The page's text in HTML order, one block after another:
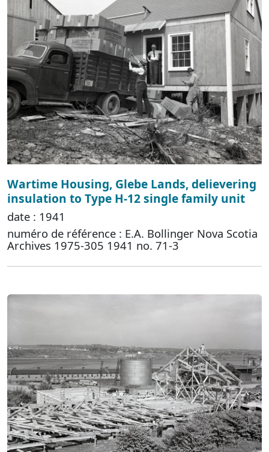
Wartime Housing, Glebe Lands, delievering
insulation to Type H-12 single family unit
date : 1941
numéro de référence : E.A. Bollinger Nova Scotia
Archives 1975-305 1941 no. 71-3